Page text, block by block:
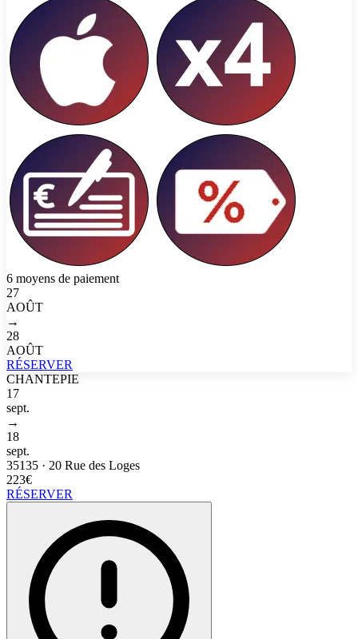
6 moyens de paiement
27
AOÛT
→
28
AOÛT
RÉSERVER
CHANTEPIE
17
sept.
→
18
sept.
35135 · 20 Rue des Loges
223€
RÉSERVER